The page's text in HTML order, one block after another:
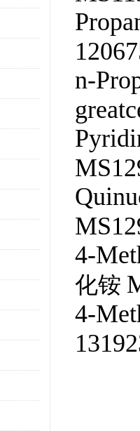
n-
4-
化铵
4-